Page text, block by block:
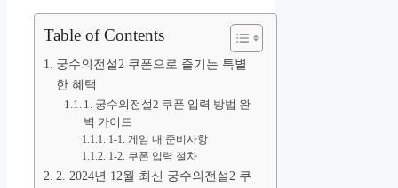
Table of Contents
궁수의전설2 쿠폰으로 즐기는 특별
한 혜택
1. 궁수의전설2 쿠폰 입력 방법 완
벽 가이드
1-1. 게임 내 준비사항
1-2. 쿠폰 입력 절차
2. 2024년 12월 최신 궁수의전설2 쿠